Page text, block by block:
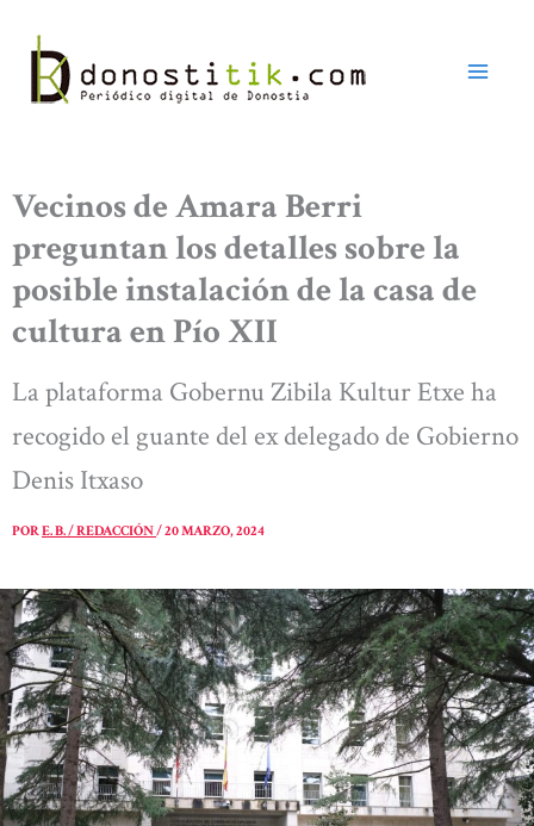
contenido
Vecinos de Amara Berri
preguntan los detalles sobre la
posible instalación de la casa de
cultura en Pío XII
La plataforma Gobernu Zibila Kultur Etxe ha
recogido el guante del ex delegado de Gobierno
Denis Itxaso
PORE. B. / REDACCIÓN/20 MARZO, 2024